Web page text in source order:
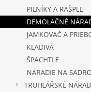
PILNÍKY A RAŠPLE
DEMOLAČNÉ
JAMKOVAČ A
KLADIVÁ
ŠPACHTLE
NÁRADIE NA
TRUHLÁŘSKÉ